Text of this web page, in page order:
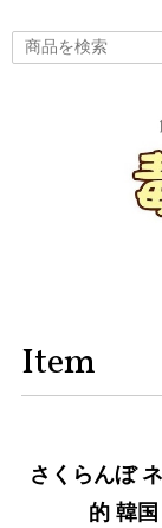
Item
さくらんぼ
的 韓国